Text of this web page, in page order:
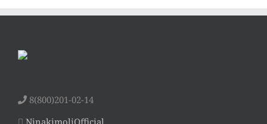
8(800)201-02-14
NinakimoliOfficial